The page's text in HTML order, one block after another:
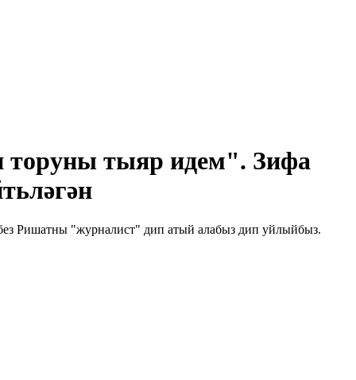
тыяр идем". Зифа
Ришатны "журналист" дип атый алабыз дип уйлыйбыз.